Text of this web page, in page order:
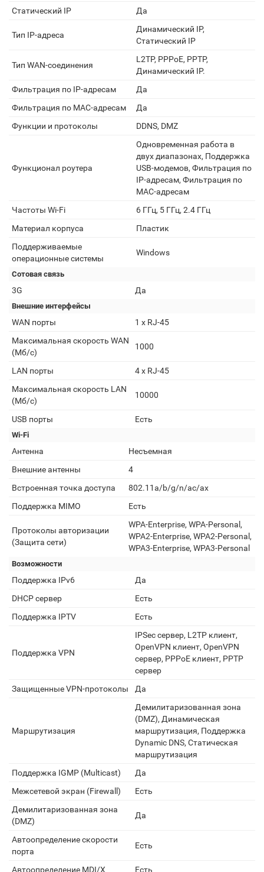
Статический IP
Да
Тип IP-адреса
Динамический IP,
Статический IP
Тип WAN-соединения
L2TP, PPPoE, PPTP,
Динамический IP.
Фильтрация по IP-адресам
Да
Фильтрация по MAC-адресам
Да
Функции и протоколы
DDNS, DMZ
Функционал роутера
Одновременная работа в
двух диапазонах, Поддержка
USB-модемов, Фильтрация по
IP-адресам, Фильтрация по
MAC-адресам
Частоты Wi-Fi
6 ГГц, 5 ГГц, 2.4 ГГц
Материал корпуса
Пластик
Поддерживаемые
операционные системы
Windows
Сотовая связь
3G Да
Внешние интерфейсы
WAN порты
1 х RJ-45
Максимальная скорость WAN
(Мб/с)
1000
LAN порты
4 x RJ-45
Максимальная скорость LAN
(Мб/с)
10000
USB порты Есть
Wi-Fi
Антенна
Несъемная
Внешние антенны
4
Встроенная точка доступа
802.11a/b/g/n/ac/ax
Поддержка MIMO
Есть
Протоколы авторизации
(Защита сети)
WPA-Enterprise, WPA-Personal,
WPA2-Enterprise, WPA2-Personal,
WPA3-Enterprise, WPA3-Personal
Возможности
Поддержка IPv6
Да
DHCP сервер
Есть
Поддержка IPTV
Есть
Поддержка VPN
IPSec сервер, L2TP клиент,
OpenVPN клиент, OpenVPN
сервер, PPPoE клиент, PPTP
сервер
Защищенные VPN-протоколы
Да
Маршрутизация
Демилитаризованная зона
(DMZ), Динамическая
маршрутизация, Поддержка
Dynamic DNS, Статическая
маршрутизация
Поддержка IGMP (Multicast)
Да
Межсетевой экран (Firewall)
Есть
Демилитаризованная зона
(DMZ)
Да
Автоопределение скорости
порта
Есть
Автоопределение MDI/X Есть